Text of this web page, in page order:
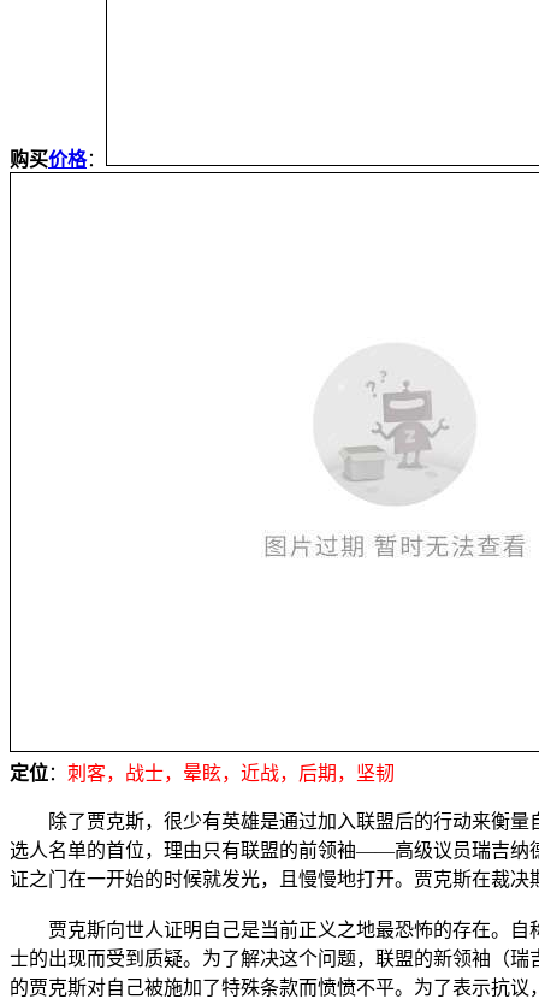
购买价格：
定位： 刺客，战士，晕眩，近战，后期，坚韧
除了贾克斯，很少有英雄是通过加入联盟后的行动来衡量
选人名单的首位，理由只有联盟的前领袖——高级议员瑞吉纳
证之门在一开始的时候就发光，且慢慢地打开。贾克斯在裁
贾克斯向世人证明自己是当前正义之地最恐怖的存在。自
士的出现而受到质疑。为了解决这个问题，联盟的新领袖（
的贾克斯对自己被施加了特殊条款而愤愤不平。为了表示抗